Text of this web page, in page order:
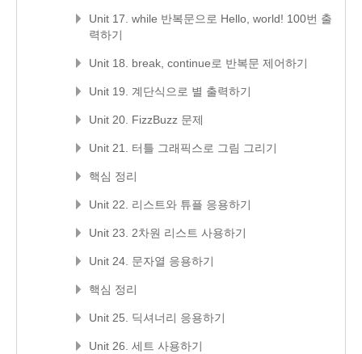
Unit 17. while 반복문으로 Hello, world! 100번 출
력하기
Unit 18. break, continue로 반복문 제어하기
Unit 19. 계단식으로 별 출력하기
Unit 20. FizzBuzz 문제
Unit 21. 터틀 그래픽스로 그림 그리기
핵심 정리
Unit 22. 리스트와 튜플 응용하기
Unit 23. 2차원 리스트 사용하기
Unit 24. 문자열 응용하기
핵심 정리
Unit 25. 딕셔너리 응용하기
Unit 26. 세트 사용하기